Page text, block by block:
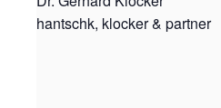
hantschk, klocker & partner